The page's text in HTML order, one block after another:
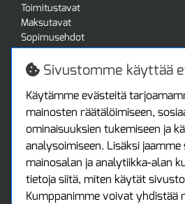
Toimitustavat
Maksutavat
Sopimusehdot
Turvallista ostamista
Jälleenmyyjille
Tax free / verovapaa myynti
Asiakastilini
Asiakastili
Luo tili
Kirjaudu sisään
Ota yhteyttä
Protools Oy
Sivustomme käyttää
Käytämme evästeitä
mainosten räätälöimiseen,
ominaisuuksien tukemiseen ja
analysoimiseen. Lisäksi jaamme
mainosalan ja analytiikka-alan
tietoja siitä, miten käytät
Kumppanimme voivat yhdistää